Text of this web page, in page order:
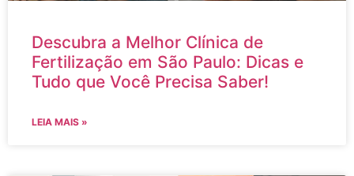
Descubra a Melhor Clínica de
Fertilização em São Paulo: Dicas e
Tudo que Você Precisa Saber!
LEIA MAIS »